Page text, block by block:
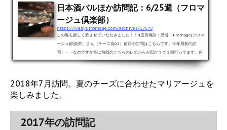
日本酒バルほか訪問記：6/25週（フロマ
ージュ倶楽部）
https://wasyufromage.com/archives/17578
この週も楽しく飲ませていただきました！！8度目再訪：渋谷「Fromage(フロマ
ージュ)倶楽部」さん（チーズ店02）前回の訪問はこちらです。今年最初の訪
問・・・なのですが実は前回のこちらのレポからお忍び？で１回行ってます。何
れにしても久しぶりの訪問には変わりないのですが（苦笑）。相変わらず素敵な
眺めです(￣▽￣)#アルザス #スパークリングワイン と 真鯛の #カルパッチョ 鮮
#fromage倶楽部 #渋谷グルメ #一人飲み #飲酒タグラム #おひとりさま #...
2018年7月訪問。夏のチーズに合わせたマリアージュを
楽しみました。
2017年の訪問記